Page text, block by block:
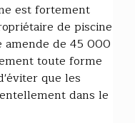
est fortement
de piscine
amende de 45 000
toute forme
que les
dans le